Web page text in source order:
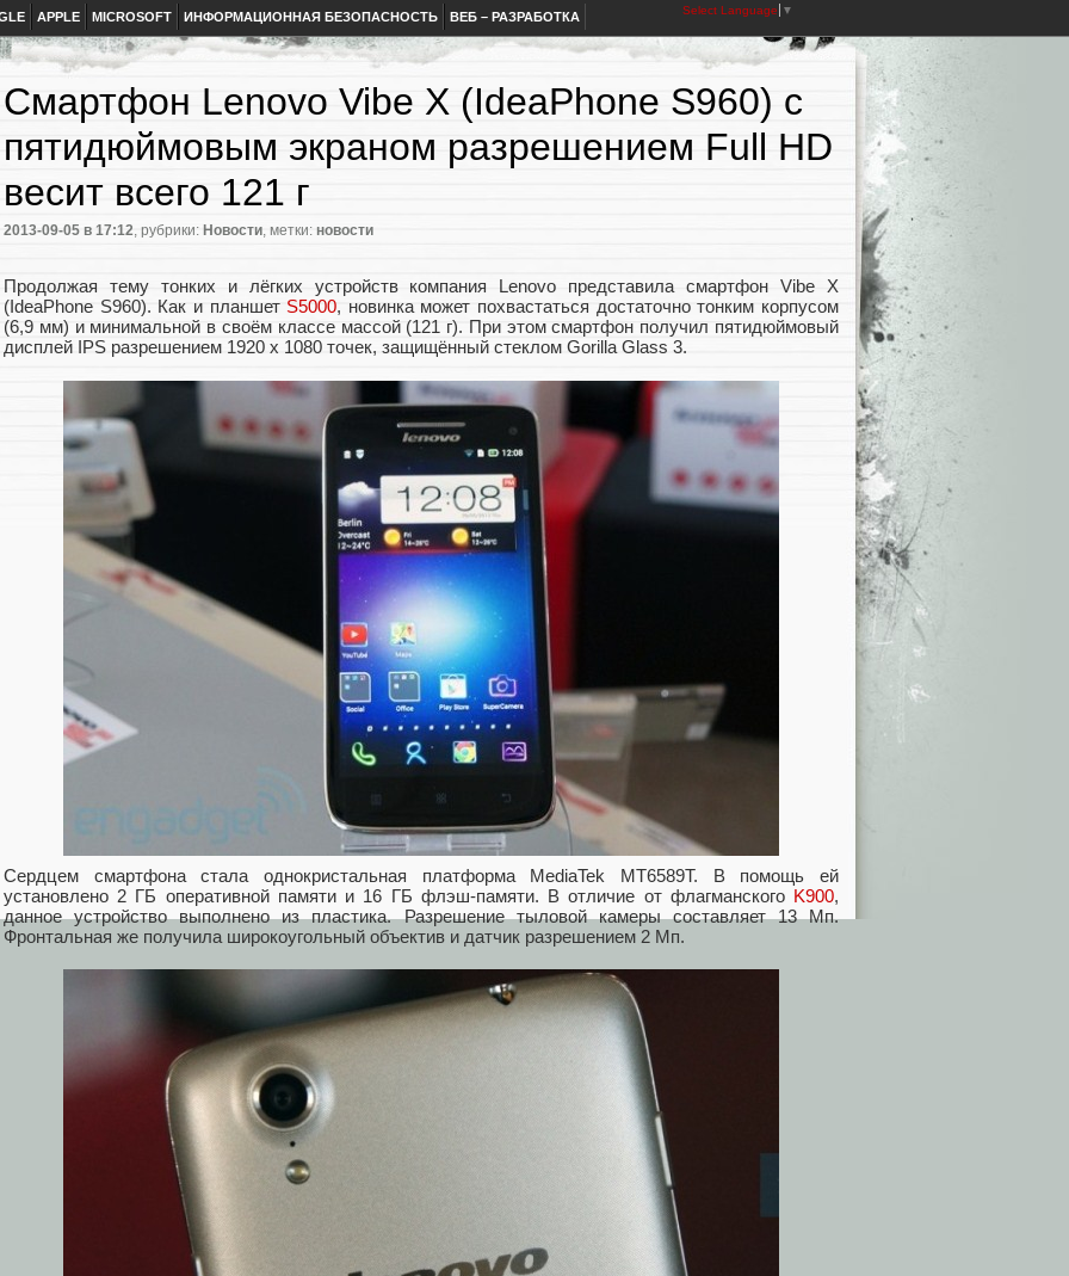
APPLE MICROSOFT ИНФОРМАЦИОННАЯ БЕЗОПАСНОСТЬ ВЕБ – РАЗРАБОТКА Select Language ▼
Смартфон Lenovo Vibe X (IdeaPhone S960) с
пятидюймовым экраном разрешением Full HD
весит всего 121 г
2013-09-05 в 17:12, рубрики: Новости, метки: новости
Продолжая тему тонких и лёгких устройств компания Lenovo представила смартфон Vibe X
(IdeaPhone S960). Как и планшет S5000, новинка может похвастаться достаточно тонким корпусом
(6,9 мм) и минимальной в своём классе массой (121 г). При этом смартфон получил пятидюймовый
дисплей IPS разрешением 1920 х 1080 точек, защищённый стеклом Gorilla Glass 3.
Сердцем смартфона стала однокристальная платформа MediaTek MT6589T. В помощь ей
установлено 2 ГБ оперативной памяти и 16 ГБ флэш-памяти. В отличие от флагманского K900,
данное устройство выполнено из пластика. Разрешение тыловой камеры составляет 13 Мп.
Фронтальная же получила широкоугольный объектив и датчик разрешением 2 Мп.